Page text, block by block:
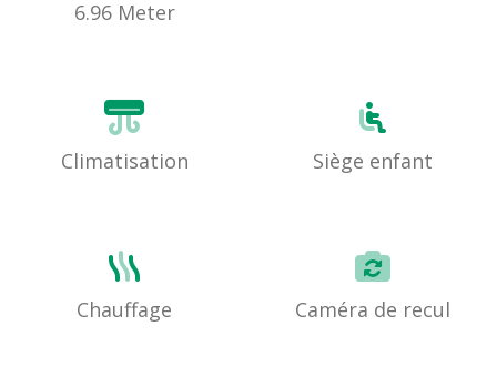
6.96 Meter
Climatisation Siège enfant
Chauffage Caméra de recul